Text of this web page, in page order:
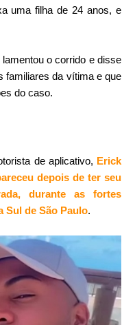
uma filha de 24 anos, e
o corrido e disse
familiares da vítima e que
do caso.
de aplicativo, Erick
depois de ter seu
durante as fortes
Sul de São Paulo.